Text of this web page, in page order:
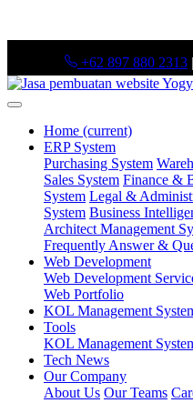
+62 897 880 2313 |
Home (current)
ERP System
Purchasing System
Sales System Finance &
System Legal &
System Business
Architect Management
Frequently Answer &
Web Development
Web Development
Web Portfolio
KOL Management
Tools
KOL Management
Tech News
Our Company
About Us Our Teams